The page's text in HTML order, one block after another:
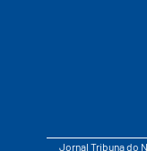
Jornal Tribuna do